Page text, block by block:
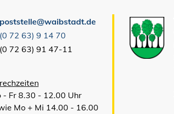
72 63) 9 14 70
72 63) 91 47-11
- Fr 8.30 - 12.00 Uhr
Mo + Mi 14.00 - 16.00